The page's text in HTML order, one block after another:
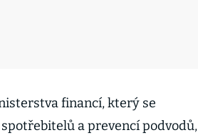
financí, který se
a prevencí podvodů,